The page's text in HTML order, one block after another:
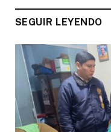
SEGUIR LEYENDO